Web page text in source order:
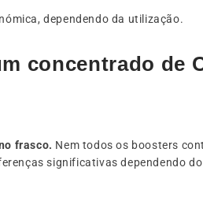
dependendo da utilização.
concentrado de
frasco. Nem todos os boosters
significativas dependendo